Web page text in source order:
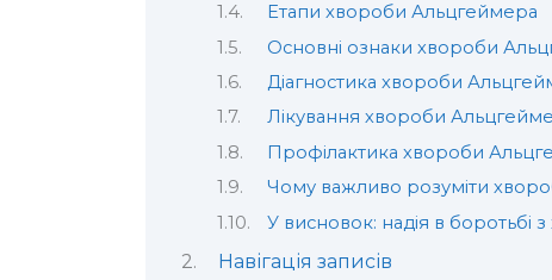
Етапи хвороби Альцгеймера
Основні ознаки хвороби
Діагностика хвороби
Лікування хвороби
Профілактика хвороби
Чому важливо розуміти
У висновок: надія в
Навігація записів